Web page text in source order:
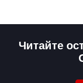
Читайте